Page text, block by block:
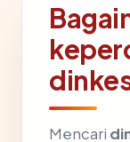
Mencari